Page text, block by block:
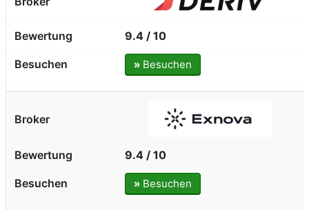
9.4 / 10
»Besuchen
9.4 / 10
»Besuchen